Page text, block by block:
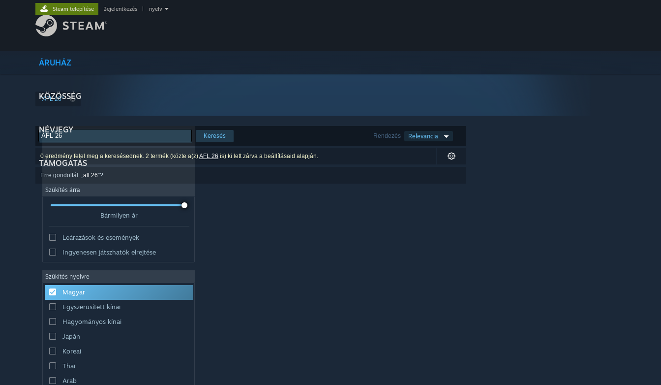
ÁRUHÁZ
KÖZÖSSÉG
NÉVJEGY
TÁMOGATÁS
Steam telepítése Bejelentkezés nyelv
"AFL 26"
Rendezés Relevancia
Keresés
0 eredmény felel meg a keresésednek. 2 termék (közte a(z)AFL 26 is) ki lett zárva a beállításaid alapján.
Erre gondoltál: „all 26”?
Szűkítés árra
Bármilyen ár
Leárazások és események
Ingyenesen játszhatók elrejtése
Szűkítés nyelvre
Magyar
Egyszerűsített kínai
Hagyományos kínai
Japán
Koreai
Thai
Arab